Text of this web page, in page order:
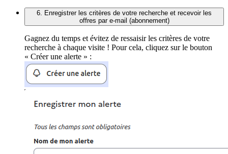
6. Enregistrer les critères de votre recherche et recevoir les
offres par e-mail (abonnement)
Gagnez du temps et évitez de ressaisir les critères de votre
recherche à chaque visite ! Pour cela, cliquez sur le bouton
« Créer une alerte » :